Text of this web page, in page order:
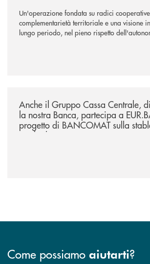
Un'operazione fondata su radici
complementarietà territoriale e una visione
lungo periodo, nel pieno rispetto
negoziazione esclusiva per la
Anche il Gruppo Cassa Centrale,
la nostra Banca, partecipa a
progetto di BANCOMAT sulla
e sul relativo ecosistema
Come possiamo aiutarti?